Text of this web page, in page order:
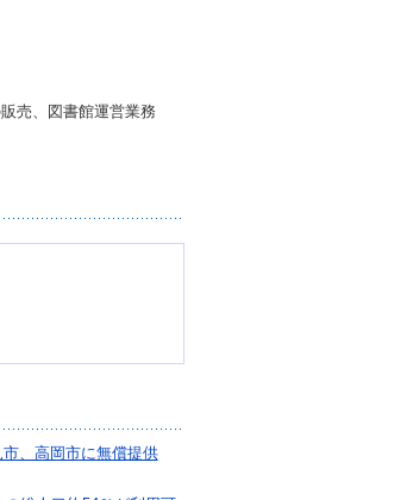
売、図書館運営業務
、高岡市に無償提供